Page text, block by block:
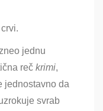
jednu
reč krimi,
jednostavno da
svrab